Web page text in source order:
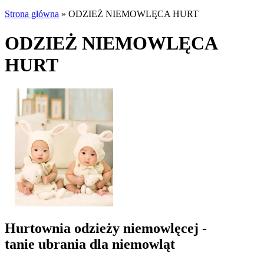
Strona główna » ODZIEŻ NIEMOWLĘCA HURT
ODZIEŻ NIEMOWLĘCA
HURT
Hurtownia odzieży niemowlęcej -
tanie ubrania dla niemowląt